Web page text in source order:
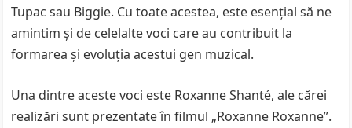
Tupac sau Biggie. Cu toate acestea, este esențial să ne
amintim și de celelalte voci care au contribuit la
formarea și evoluția acestui gen muzical.
Una dintre aceste voci este Roxanne Shanté, ale cărei
realizări sunt prezentate în filmul „Roxanne Roxanne”.